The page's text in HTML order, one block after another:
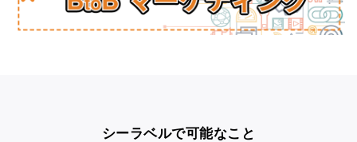
シーラベルで可能なこと